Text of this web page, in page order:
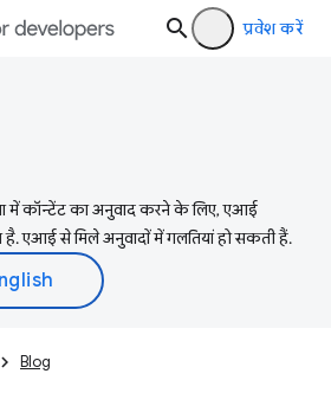
प्रवेश करें
में कॉन्टेंट का अनुवाद करने के लिए, एआई
एआई से मिले अनुवादों में गलतियां हो सकती हैं.
Blog